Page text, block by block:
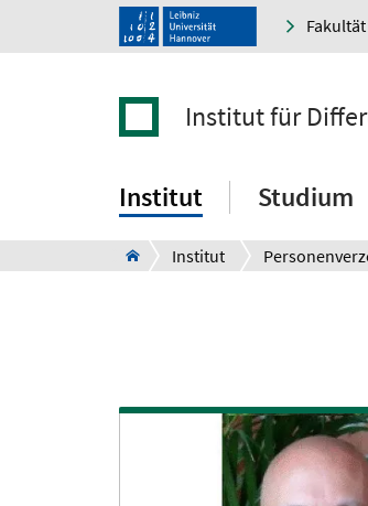
Institut für
Institut Studium
Institut